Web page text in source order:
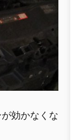
効かなくな